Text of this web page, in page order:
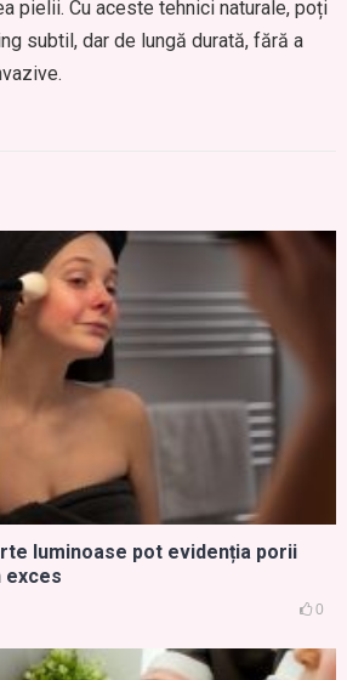
pielii. Cu aceste tehnici naturale, poți
subtil, dar de lungă durată, fără a
luminoase pot evidenția porii
exces
0